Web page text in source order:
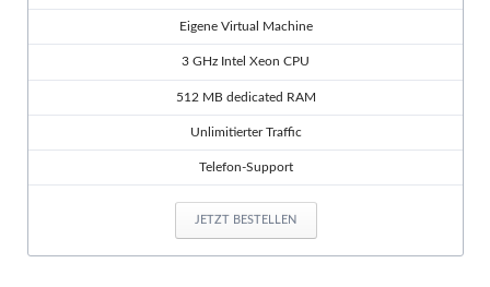
Eigene Virtual Machine
3 GHz Intel Xeon CPU
512 MB dedicated RAM
Unlimitierter Traffic
Telefon-Support
JETZT BESTELLEN